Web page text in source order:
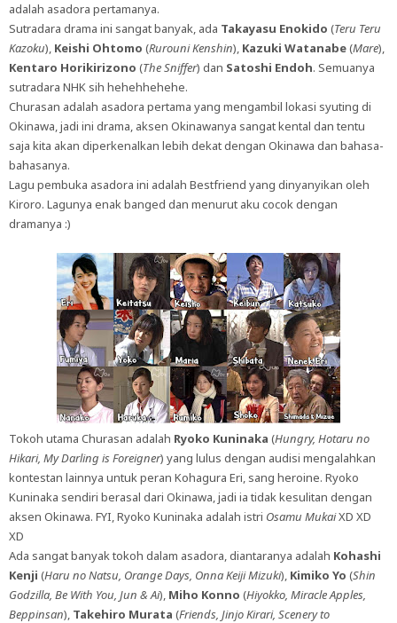
adalah asadora pertamanya.
Sutradara drama ini sangat banyak, ada Takayasu Enokido (Teru Teru
Kazoku), Keishi Ohtomo (Rurouni Kenshin), Kazuki Watanabe(Mare),
Kentaro Horikirizono (The Sniffer) dan Satoshi Endoh. Semuanya
sutradara NHK sih hehehhehehe.
Churasan adalah asadora pertama yang mengambil lokasi syuting di
Okinawa, jadi ini drama, aksen Okinawanya sangat kental dan tentu
saja kita akan diperkenalkan lebih dekat dengan Okinawa dan bahasa-
bahasanya.
Lagu pembuka asadora ini adalah Bestfriend yang dinyanyikan oleh
Kiroro. Lagunya enak banged dan menurut aku cocok dengan
dramanya :)
Tokoh utama Churasan adalah Ryoko Kuninaka (Hungry, Hotaru no
Hikari, My Darling is Foreigner) yang lulus dengan audisi mengalahkan
kontestan lainnya untuk peran Kohagura Eri, sang heroine. Ryoko
Kuninaka sendiri berasal dari Okinawa, jadi ia tidak kesulitan dengan
aksen Okinawa. FYI, Ryoko Kuninaka adalah istri Osamu MukaiXD XD
XD
Ada sangat banyak tokoh dalam asadora, diantaranya adalah Kohashi
Kenji (Haru no Natsu, Orange Days, Onna Keiji Mizuki), Kimiko Yo (Shin
Godzilla, Be With You, Jun & Ai), Miho Konno (Hiyokko, Miracle Apples,
Beppinsan), Takehiro Murata (Friends, Jinjo Kirari, Scenery to